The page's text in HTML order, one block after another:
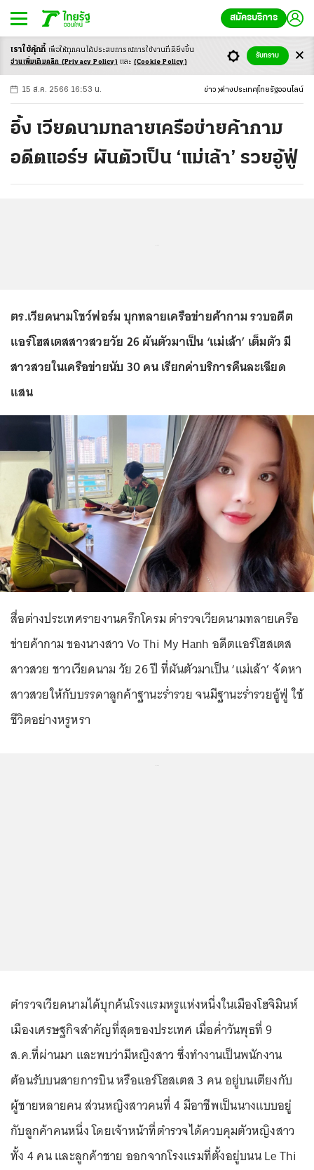
สมัครบริการ
-ก ก ก+
15 ส.ค. 2566 16:53 น. ข่าว ต่างประเทศ ไทยรัฐออนไลน์
อึ้ง เวียดนามทลายเครือข่ายค้ากาม
อดีตแอร์ฯ ผันตัวเป็น ‘แม่เล้า’ รวยอู้ฟู่
ตร.เวียดนามโชว์ฟอร์ม บุกทลายเครือข่ายค้ากาม รวบอดีต
แอร์โฮสเตสสาวสวยวัย 26 ผันตัวมาเป็น ‘แม่เล้า’ เต็มตัว มี
สาวสวยในเครือข่ายนับ 30 คน เรียกค่าบริการคืนละเฉียด
แสน
สื่อต่างประเทศรายงานครึกโครม ตำรวจเวียดนามทลายเครือ
ข่ายค้ากาม ของนางสาว Vo Thi My Hanh อดีตแอร์โฮสเตส
สาวสวย ชาวเวียดนาม วัย 26 ปี ที่ผันตัวมาเป็น ‘แม่เล้า’ จัดหา
สาวสวยให้กับบรรดาลูกค้าฐานะร่ำรวย จนมีฐานะร่ำรวยอู้ฟู่ ใช้
ชีวิตอย่างหรูหรา
ตำรวจเวียดนามได้บุกค้นโรงแรมหรูแห่งหนึ่งในเมืองโฮจิมินห์
เมืองเศรษฐกิจสำคัญที่สุดของประเทศ เมื่อค่ำวันพุธที่ 9
ส.ค.ที่ผ่านมา และพบว่ามีหญิงสาว ซึ่งทำงานเป็นพนักงาน
ต้อนรับบนสายการบิน หรือแอร์โฮสเตส 3 คน อยู่บนเตียงกับ
ผู้ชายหลายคน ส่วนหญิงสาวคนที่ 4 มีอาชีพเป็นนางแบบอยู่
กับลูกค้าคนหนึ่ง โดยเจ้าหน้าที่ตำรวจได้ควบคุมตัวหญิงสาว
ทั้ง 4 คน และลูกค้าชาย ออกจากโรงแรมที่ตั้งอยู่บนน Le Thi
เราใช้คุ้กกี้ เพื่อให้ทุกคนได้ประสบการณ์การใช้งานที่ดียิ่งขึ้น
อ่านเพิ่มเติมคลิก (Privacy Policy) และ (Cookie Policy)
รับทราบ